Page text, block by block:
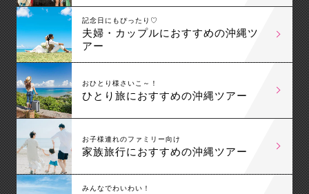
記念日にもぴったり♡
夫婦・カップルにおすすめの沖縄ツ
アー
おひとり様さいこ～！
ひとり旅におすすめの沖縄ツアー
お子様連れのファミリー向け
家族旅行におすすめの沖縄ツアー
みんなでわいわい！